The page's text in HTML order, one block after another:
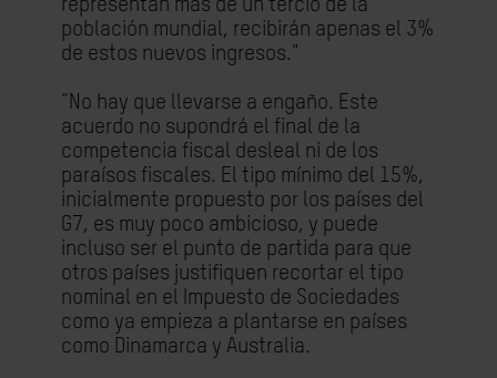
representan más de un tercio de la
población mundial, recibirán apenas el 3%
de estos nuevos ingresos."
“No hay que llevarse a engaño. Este
acuerdo no supondrá el final de la
competencia fiscal desleal ni de los
paraísos fiscales. El tipo mínimo del 15%,
inicialmente propuesto por los países del
G7, es muy poco ambicioso, y puede
incluso ser el punto de partida para que
otros países justifiquen recortar el tipo
nominal en el Impuesto de Sociedades
como ya empieza a plantarse en países
como Dinamarca y Australia.